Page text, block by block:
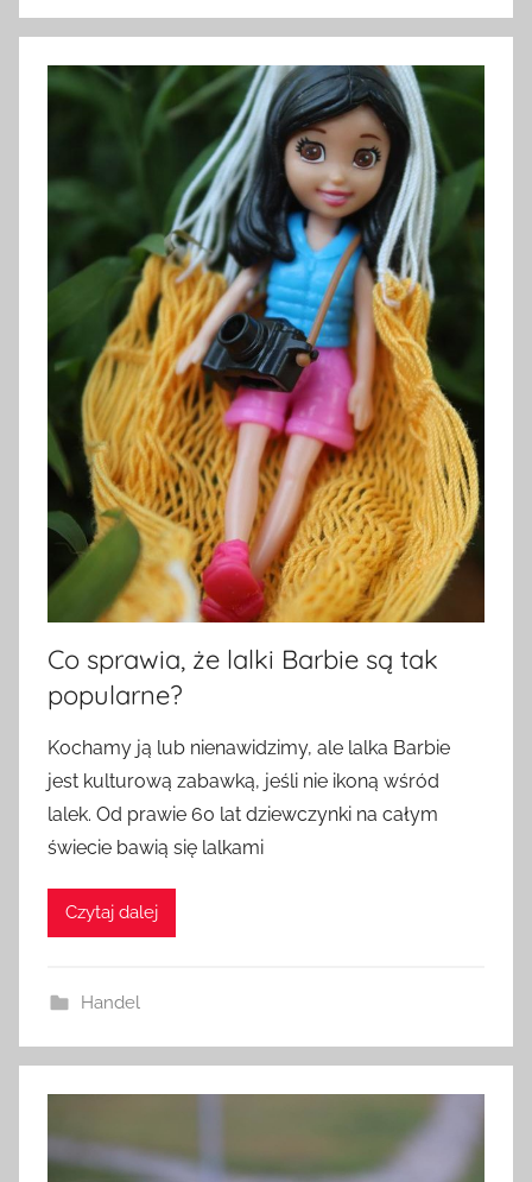
Co sprawia, że lalki Barbie są tak
popularne?
Kochamy ją lub nienawidzimy, ale lalka Barbie
jest kulturową zabawką, jeśli nie ikoną wśród
lalek. Od prawie 60 lat dziewczynki na całym
świecie bawią się lalkami
Czytaj dalej
Handel